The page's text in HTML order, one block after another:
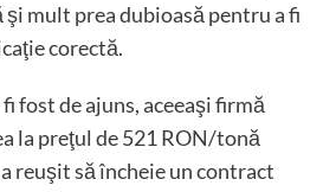
şi mult prea dubioasă pentru a fi
corectă.
fost de ajuns, aceeaşi firmă
la preţul de 521 RON/tonă
reuşit să încheie un contract